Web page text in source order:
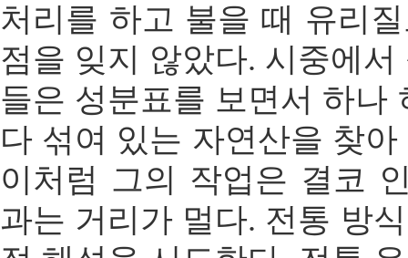
처리를 하고 불을 때 유리
점을 잊지 않았다. 시중에
들은 성분표를 보면서 하나
다 섞여 있는 자연산을 찾
이처럼 그의 작업은 결코
과는 거리가 멀다. 전통 방